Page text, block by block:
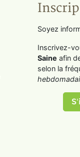
Soyez
Inscrivez-
Saine afin
selon la